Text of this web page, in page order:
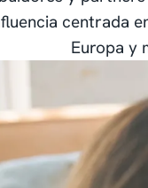
centrada
Europa y